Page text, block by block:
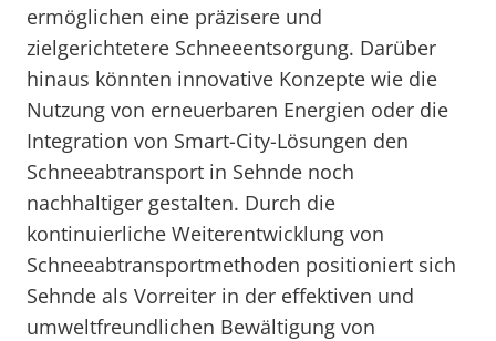
ermöglichen eine präzisere und
zielgerichtetere Schneeentsorgung. Darüber
hinaus könnten innovative Konzepte wie die
Nutzung von erneuerbaren Energien oder die
Integration von Smart-City-Lösungen den
Schneeabtransport in Sehnde noch
nachhaltiger gestalten. Durch die
kontinuierliche Weiterentwicklung von
Schneeabtransportmethoden positioniert sich
Sehnde als Vorreiter in der effektiven und
umweltfreundlichen Bewältigung von